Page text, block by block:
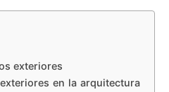
exteriores
en la arquitectura